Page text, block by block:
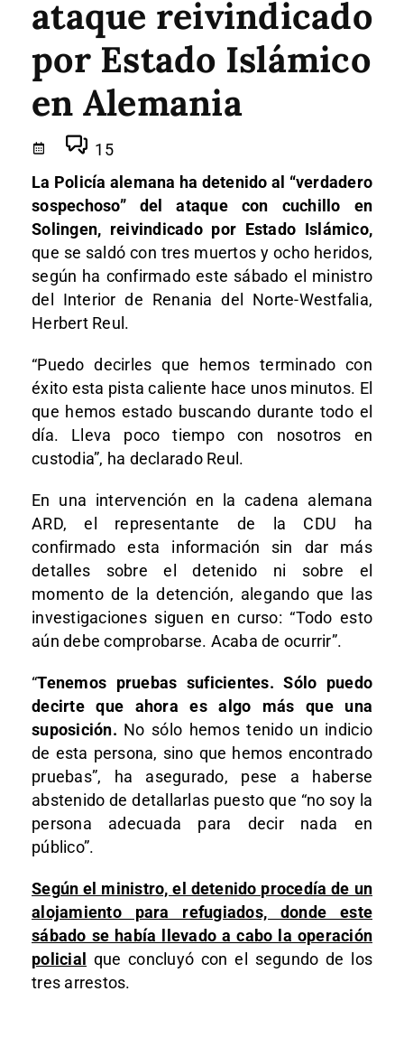
ataque reivindicado
por Estado Islámico
en Alemania
15
La Policía alemana ha detenido al “verdadero
sospechoso” del ataque con cuchillo en
Solingen, reivindicado por Estado Islámico,
que se saldó con tres muertos y ocho heridos,
según ha confirmado este sábado el ministro
del Interior de Renania del Norte-Westfalia,
Herbert Reul.
“Puedo decirles que hemos terminado con
éxito esta pista caliente hace unos minutos. El
que hemos estado buscando durante todo el
día. Lleva poco tiempo con nosotros en
custodia”, ha declarado Reul.
En una intervención en la cadena alemana
ARD, el representante de la CDU ha
confirmado esta información sin dar más
detalles sobre el detenido ni sobre el
momento de la detención, alegando que las
investigaciones siguen en curso: “Todo esto
aún debe comprobarse. Acaba de ocurrir”.
“Tenemos pruebas suficientes. Sólo puedo
decirte que ahora es algo más que una
suposición. No sólo hemos tenido un indicio
de esta persona, sino que hemos encontrado
pruebas”, ha asegurado, pese a haberse
abstenido de detallarlas puesto que “no soy la
persona adecuada para decir nada en
público”.
Según el ministro, el detenido procedía de un
alojamiento para refugiados, donde este
sábado se había llevado a cabo la operación
policial
que concluyó con el segundo de los
tres arrestos.